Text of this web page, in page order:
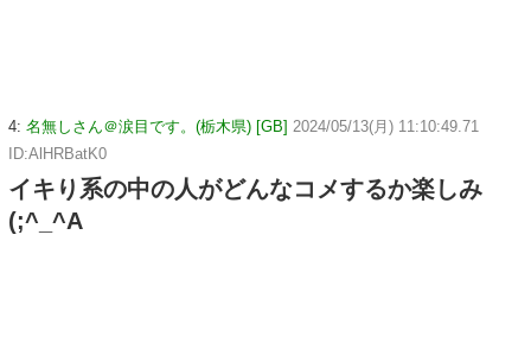
4: 名無しさん＠涙目です。(栃木県) [GB] 2024/05/13(月) 11:10:49.71
ID:AlHRBatK0
イキり系の中の人がどんなコメするか楽しみ
(;^_^A